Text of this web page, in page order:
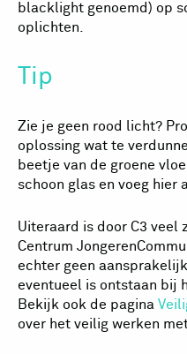
blacklight genoemd) op
oplichten.
Tip
Zie je geen rood licht?
oplossing wat te
beetje van de groene
schoon glas en voeg hier
Uiteraard is door C3 veel
Centrum
echter geen
eventueel is ontstaan bij
Bekijk ook de pagina
over het veilig werken